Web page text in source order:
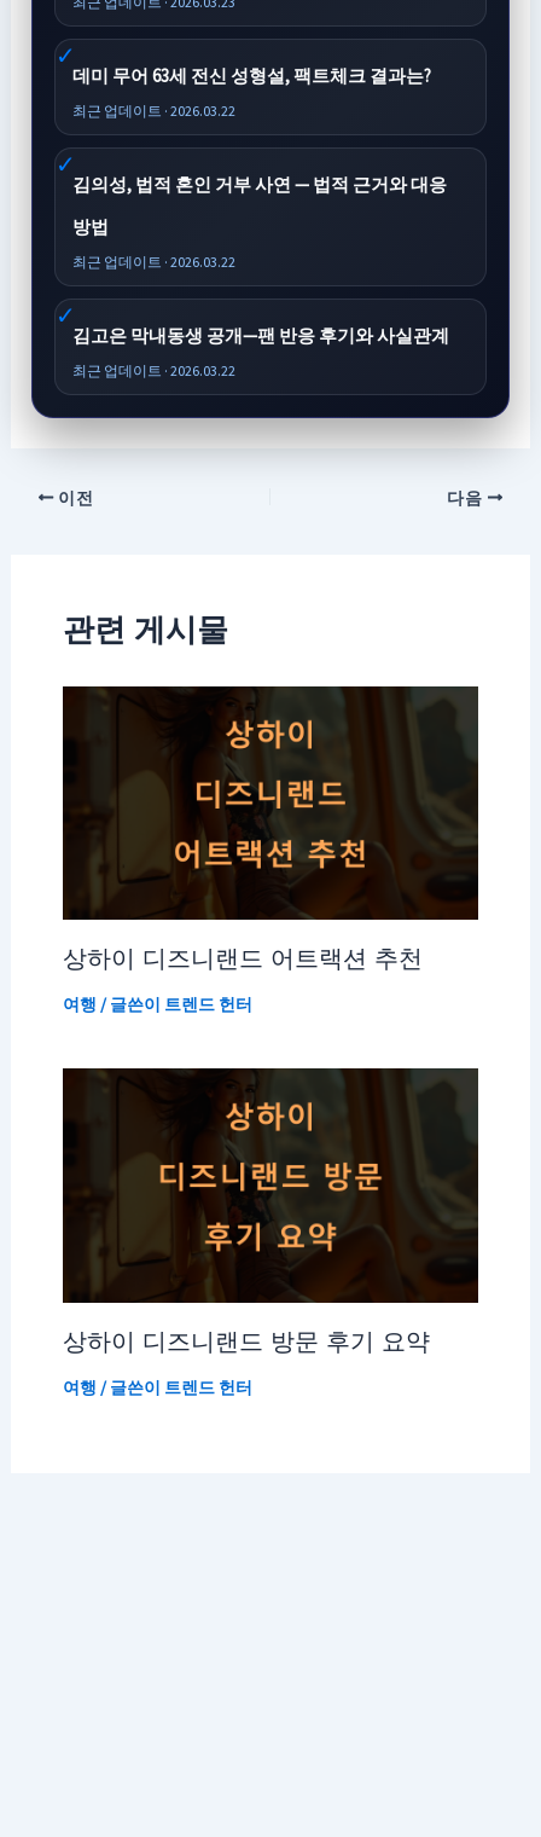
데미 무어 63세 전신 성형설, 팩트체크 결과는?
최근 업데이트 · 2026.03.22
김의성, 법적 혼인 거부 사연 — 법적 근거와 대응
방법
최근 업데이트 · 2026.03.22
김고은 막내동생 공개—팬 반응 후기와 사실관계
최근 업데이트 · 2026.03.22
이전 다음
관련 게시물
상하이 디즈니랜드 어트랙션 추천
여행 / 글쓴이 트렌드 헌터
상하이 디즈니랜드 방문 후기 요약
여행 / 글쓴이 트렌드 헌터